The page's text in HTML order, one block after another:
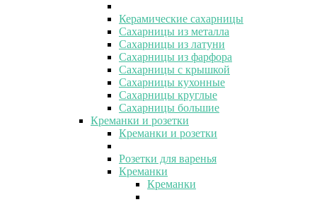
Керамические сахарницы
Сахарницы из металла
Сахарницы из латуни
Сахарницы из фарфора
Сахарницы с крышкой
Сахарницы кухонные
Сахарницы круглые
Сахарницы большие
Креманки и розетки
Креманки и розетки
Розетки для варенья
Креманки
Креманки